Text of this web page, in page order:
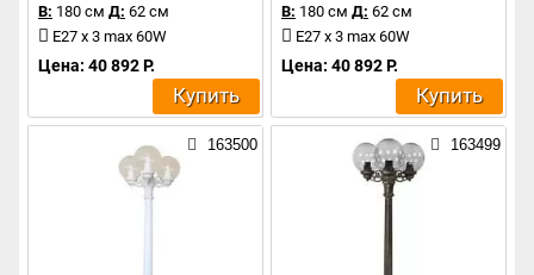
В: 180 см Д: 62 см
E27 x 3 max 60W
Цена: 40 892 Р.
Купить
В: 180 см Д: 62 см
E27 x 3 max 60W
Цена: 40 892 Р.
Купить
163500 163499